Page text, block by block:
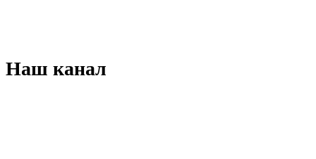
Наш канал